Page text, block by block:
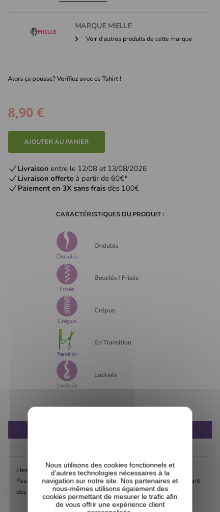
MARQUE MIELLE
Voir d'autres produits de cette marque
Alors ça pousse? Verifiez avec ce Tshirt !
8,90 €
AJOUTER AU PANIER
Livraison entre le 12/08 et 13/08/2026
Livraison offerte à partir de 60€*
Paiement en 3X sans frais dès 100€
CARACTÉRISTIQUES DU PRODUIT :
Ondulés
Bouclés / Frisés
Crépus
En Transition
Locksés
Etes vous prêtes pour un challenge de pousse?
Passez au vert, accélérez la pousse de vos cheveux en choisissant
des produits naturels et vérifier vos progrès.
Nous utilisons des cookies fonctionnels et
d’autres technologies nécessaires à la
navigation sur notre site. Nos partenaires et
nous-mêmes utilisons également des
cookies permettant de mesurer le trafic afin
de vous offrir une expérience client